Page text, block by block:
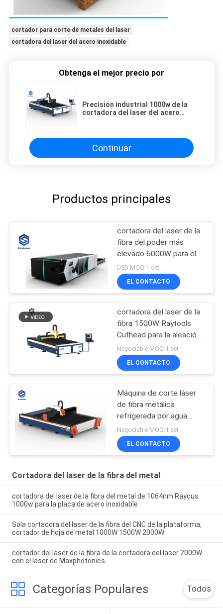
cortador para corte de metales del laser
cortadora del laser del acero inoxidable
Obtenga el mejor precio por
Precisión industrial 1000w de la
cortadora del laser del acero
Continuar
Productos principales
cortadora del laser de la
fibra del poder más
elevado 6000W para el
metal
USD MOQ:1 set
EL CONTACTO
cortadora del laser de la
fibra 1500W Raytools
Cuthead para la aleación
de aluminio
Negociable MOQ:1 set
EL CONTACTO
Máquina de corte láser
de fibra metálica
refrigerada por agua
2000W
Negociable MOQ:1 set
EL CONTACTO
Cortadora del laser de la fibra del metal
cortadora del laser de la fibra del metal de 1064nm Raycus
1000w para la placa de acero inoxidable
Sola cortadora del laser de la fibra del CNC de la plataforma,
cortador de hoja de metal 1000W 1500W 2000W
cortador del laser de la fibra de la cortadora del laser 2000W
con el laser de Maxphotonics
Categorías Populares Todos